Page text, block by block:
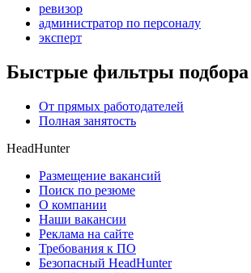
ревизор
администратор по персоналу
эксперт
Быстрые фильтры
От прямых работодателей
Полная занятость
HeadHunter
Размещение вакансий
Поиск по резюме
О компании
Наши вакансии
Реклама на сайте
Требования к ПО
Безопасный HeadHunter